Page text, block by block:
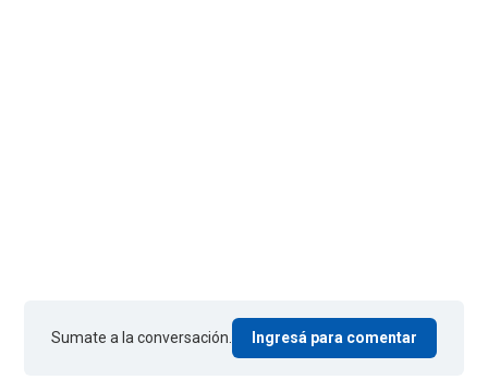
Sumate a la conversación. Ingresá para comentar